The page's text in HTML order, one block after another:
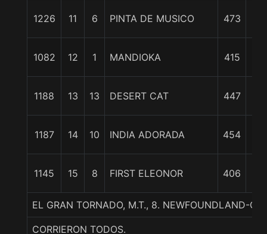
1226 11 6 PINTA DE MUSICO 473
1082 12 1 MANDIOKA 415
1188 13 13 DESERT CAT 447
1187 14 10 INDIA ADORADA 454
1145 15 8 FIRST ELEONOR 406
EL GRAN TORNADO, M.T., 8. NEWFOUNDLAND-
CORRIERON TODOS.